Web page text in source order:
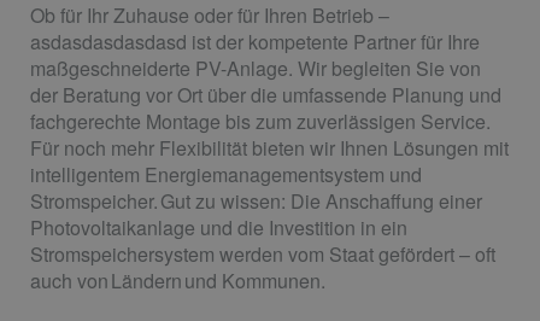
Ob für Ihr Zuhause oder für Ihren Betrieb –
asdasdasdasdasd ist der kompetente Partner für Ihre
maßgeschneiderte PV-Anlage. Wir begleiten Sie von
der Beratung vor Ort über die umfassende Planung und
fachgerechte Montage bis zum zuverlässigen Service.
Für noch mehr Flexibilität bieten wir Ihnen Lösungen mit
intelligentem Energiemanagementsystem und
Stromspeicher. Gut zu wissen: Die Anschaffung einer
Photovoltaikanlage und die Investition in ein
Stromspeichersystem werden vom Staat gefördert – oft
auch von Ländern und Kommunen.